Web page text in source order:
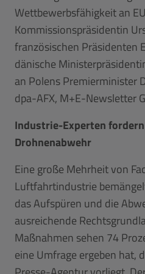
Wettbewerbsfähigkeit an
Kommissionspräsidentin
französischen Präsidenten
dänische
an Polens Premierminister
dpa-AFX, M+E-Newsletter
Industrie-Experten
Drohnenabwehr
Eine große Mehrheit von
Luftfahrtindustrie
das Aufspüren und die
ausreichende
Maßnahmen sehen 74
eine Umfrage ergeben hat,